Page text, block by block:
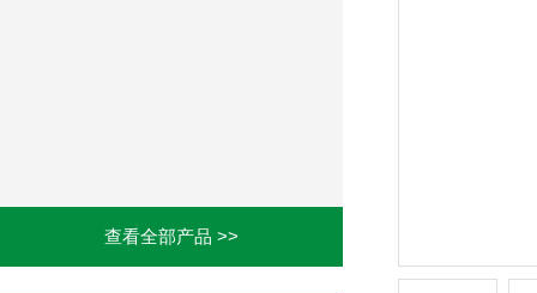
查看全部产品 >>